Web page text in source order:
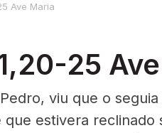
Ave Maria
25
viu que o
que estivera